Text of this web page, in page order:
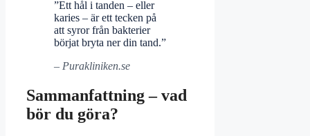
”Ett hål i tanden – eller
karies – är ett tecken på
att syror från bakterier
börjat bryta ner din tand.”
– Purakliniken.se
Sammanfattning – vad
bör du göra?